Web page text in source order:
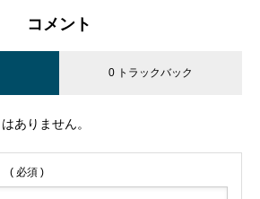
コメント
0 トラックバック
ありません。
( 必須 )